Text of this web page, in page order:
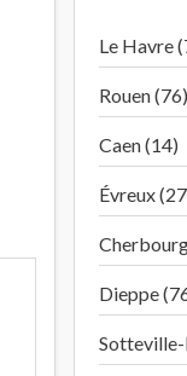
Le Havre
Rouen (76)
Caen (14)
Évreux
Dieppe
Sotteville-